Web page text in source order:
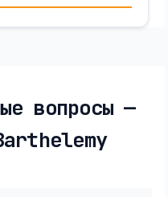
вопросы —